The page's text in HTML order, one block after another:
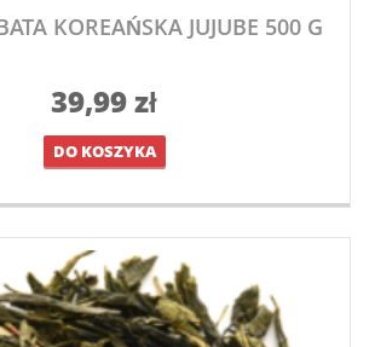
KOREAŃSKA JUJUBE 500 G
39,99zł
DO KOSZYKA